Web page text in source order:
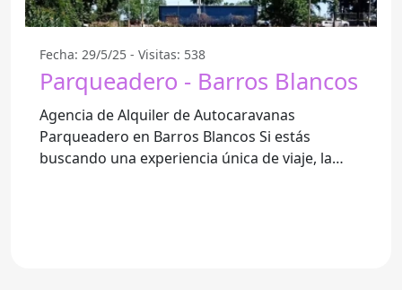
Fecha: 29/5/25 - Visitas: 538
Parqueadero - Barros Blancos
Agencia de Alquiler de Autocaravanas
Parqueadero en Barros Blancos Si estás
buscando una experiencia única de viaje, la